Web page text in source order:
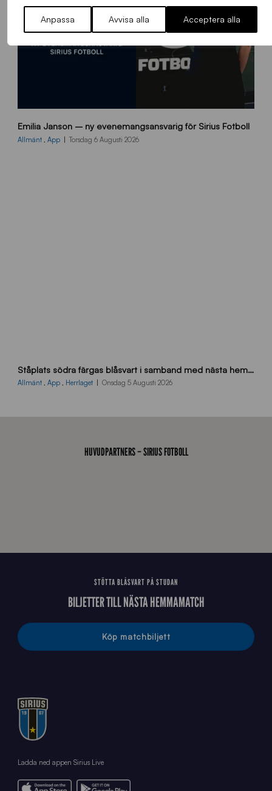
Anpassa Avvisa alla Acceptera alla
0
0
Emilia Janson – ny evenemangsansvarig för Sirius Fotboll
Allmänt , App Torsdag 6 Augusti 2026
ö
d
Ståplats södra färgas blåsvart i samband med nästa hemmamatch
Allmänt , App , Herrlaget Onsdag 5 Augusti 2026
HUVUDPARTNERS – SIRIUS FOTBOLL
STÖTTA BLÅSVART PÅ STUDAN
BILJETTER TILL NÄSTA HEMMAMATCH
Köp matchbiljett
Ladda ned appen Sirius Live